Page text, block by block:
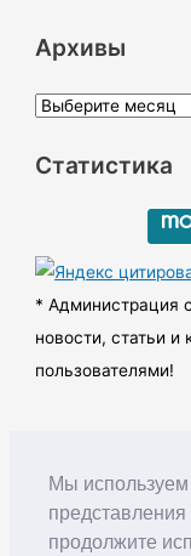
Мы используем
продолжите
Архивы
А
х
ы
Статистика
* Администрация
новости, статьи
пользователями!
Copyright ©